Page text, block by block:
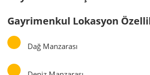
Gayrimenkul Lokasyon
Dağ Manzarası